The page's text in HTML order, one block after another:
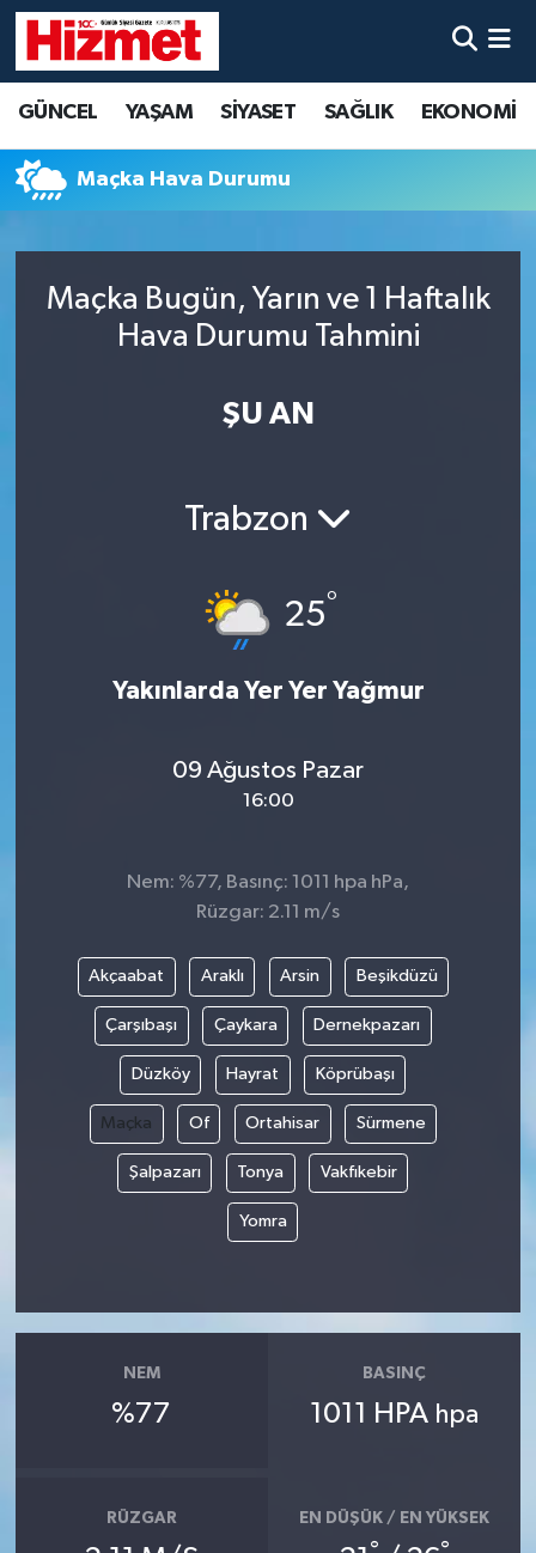
GÜNCEL YAŞAM SİYASET SAĞLIK EKONOMİ
Maçka Hava Durumu
Maçka Bugün, Yarın ve 1 Haftalık
Hava Durumu Tahmini
ŞU AN
Trabzon
25°
Yakınlarda Yer Yer Yağmur
09 Ağustos Pazar
16:00
Nem: %77, Basınç: 1011 hpa hPa,
Rüzgar: 2.11 m/s
Akçaabat Araklı Arsin Beşikdüzü
Çarşıbaşı Çaykara Dernekpazarı
Düzköy Hayrat Köprübaşı
Maçka Of Ortahisar Sürmene
Şalpazarı Tonya Vakfıkebir
Yomra
NEM
%77
BASINÇ
1011 HPA hpa
RÜZGAR EN DÜŞÜK / EN YÜKSEK
YAŞAM
SİYASET
EKONOMİ
RESMİ REKLAM
Denizli Hava Durumu
Denizli Trafik Yoğunluk Haritası
Tüm Manşetler